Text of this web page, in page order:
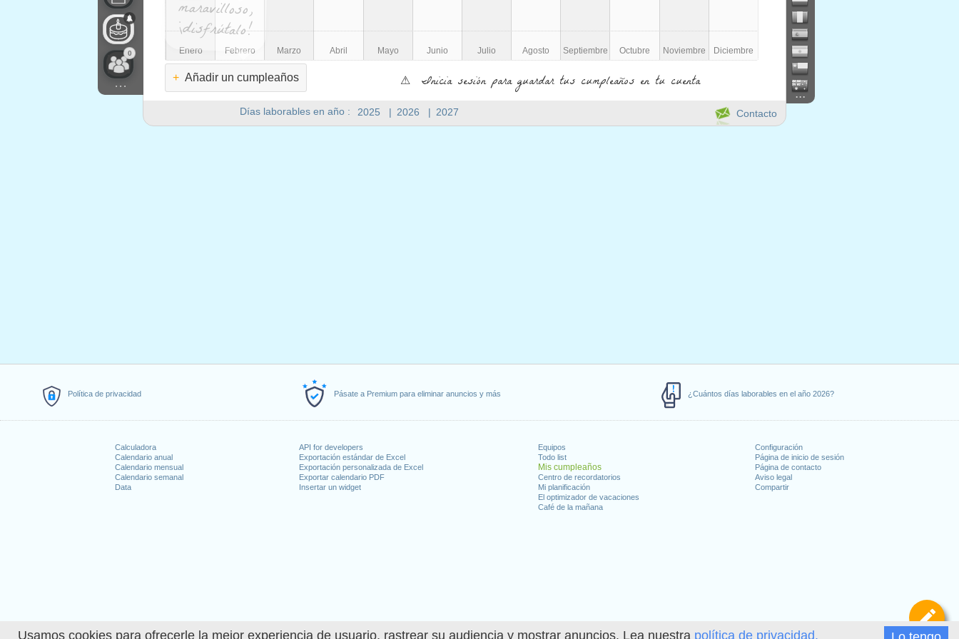
Usamos cookies para ofrecerle la mejor experiencia de usuario, rastrear su audiencia y mostrar anuncios. Lea nuestra política de privacidad.
Política de privacidad Pásate a Premium para eliminar anuncios y más ¿Cuántos días laborables en el año 2026?
Calculadora
Calendario anual
Calendario mensual
Calendario semanal
Data
API for developers
Exportación estándar de Excel
Exportación personalizada de Excel
Exportar calendario PDF
Insertar un widget
Equipos
Todo list
Mis cumpleaños
Centro de recordatorios
Mi planificación
El optimizador de vacaciones
Café de la mañana
Configuración
Página de inicio de sesión
Página de contacto
Aviso legal
Compartir
0
...
Días laborables en año : 2025 | 2026 | 2027
...
Contacto
¡disfrútalo!
Enero Febrero Marzo Abril Mayo Junio Julio Agosto Septiembre Octubre Noviembre Diciembre
+ Añadir un cumpleaños ⚠ Inicia sesión para guardar tus cumpleaños en tu cuenta